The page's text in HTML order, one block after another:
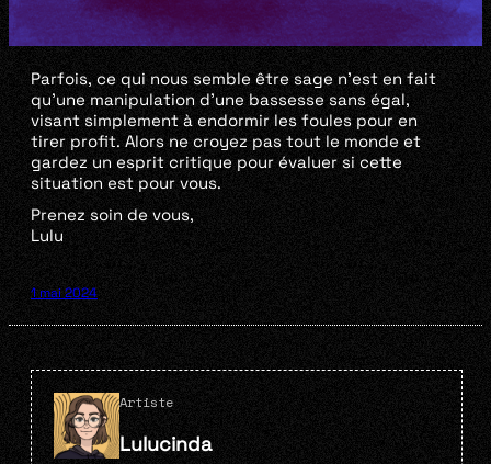
Parfois, ce qui nous semble être sage n’est en fait
qu’une manipulation d’une bassesse sans égal,
visant simplement à endormir les foules pour en
tirer profit. Alors ne croyez pas tout le monde et
gardez un esprit critique pour évaluer si cette
situation est pour vous.
Prenez soin de vous,
Lulu
1 mai 2024
Artiste
Lulucinda